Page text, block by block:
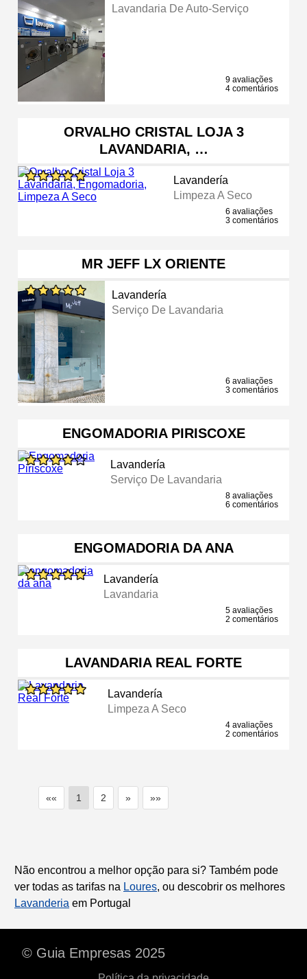
Lavandaria De Auto-Serviço
9 avaliações
4 comentários
ORVALHO CRISTAL LOJA 3
LAVANDARIA, …
Lavandería
Limpeza A Seco
6 avaliações
3 comentários
MR JEFF LX ORIENTE
Lavandería
Serviço De Lavandaria
6 avaliações
3 comentários
ENGOMADORIA PIRISCOXE
Lavandería
Serviço De Lavandaria
8 avaliações
6 comentários
ENGOMADORIA DA ANA
Lavandería
Lavandaria
5 avaliações
2 comentários
LAVANDARIA REAL FORTE
Lavandería
Limpeza A Seco
4 avaliações
2 comentários
«« 1 2 » »»
Não encontrou a melhor opção para si? Também pode
ver todas as tarifas na Loures, ou descobrir os melhores
Lavanderia em Portugal
© Guia Empresas 2025